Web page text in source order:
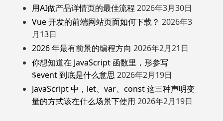
用AI做产品详情页的最佳流程 2026年3月30日
Vue 开发的前端网站页面如何下载？ 2026年3
月13日
2026 年最有前景的编程方向 2026年2月21日
你想知道在 JavaScript 函数里，形参写
$event 到底是什么意思 2026年2月19日
JavaScript 中，let、var、const 这三种声明变
量的方式该在什么场景下使用 2026年2月19日